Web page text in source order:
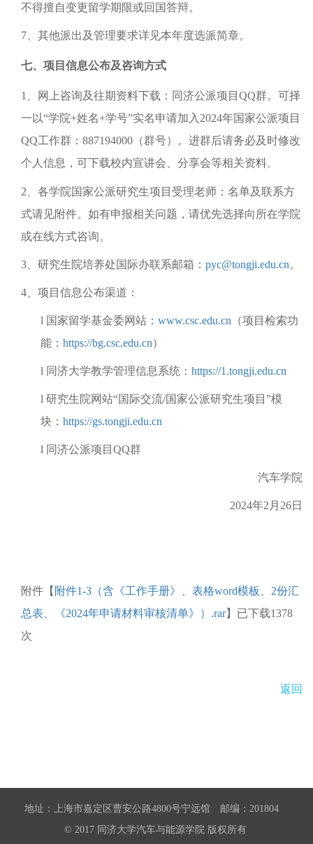
不得擅自变更留学期限或回国答辩。
7、其他派出及管理要求详见本年度选派简章。
七、项目信息公布及咨询方式
1、网上咨询及往期资料下载：同济公派项目QQ群。可择
一以“学院+姓名+学号”实名申请加入2024年国家公派项目
QQ工作群：887194000（群号）。进群后请务必及时修改
个人信息，可下载校内宣讲会、分享会等相关资料。
2、各学院国家公派研究生项目受理老师：名单及联系方
式请见附件。如有申报相关问题，请优先选择向所在学院
或在线方式咨询。
3、研究生院培养处国际办联系邮箱： pyc@tongji.edu.cn。
4、项目信息公布渠道：
l 国家留学基金委网站： www.csc.edu.cn （项目检索功
能： https://bg.csc.edu.cn）
l 同济大学教学管理信息系统： https://1.tongji.edu.cn
l 研究生院网站“国际交流/国家公派研究生项目”模
块： https://gs.tongji.edu.cn
l 同济公派项目QQ群
汽车学院
2024年2月26日
附件【 附件1-3（含《工作手册》、表格word模板、2份汇
总表、《2024年申请材料审核清单》）.rar】已下载1378
次
返回
地址：上海市嘉定区曹安公路4800号宁远馆 邮编：201804
© 2017 同济大学汽车与能源学院 版权所有